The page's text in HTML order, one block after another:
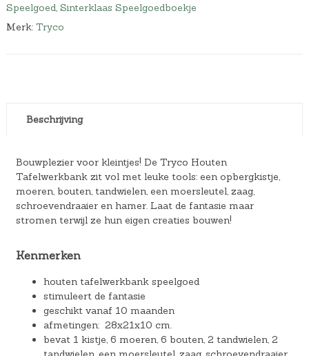
Speelgoed, Sinterklaas Speelgoedboekje
Merk: Tryco
Beschrijving
Bouwplezier voor kleintjes! De Tryco Houten
Tafelwerkbank zit vol met leuke tools: een opbergkistje,
moeren, bouten, tandwielen, een moersleutel, zaag,
schroevendraaier en hamer. Laat de fantasie maar
stromen terwijl ze hun eigen creaties bouwen!
Kenmerken
houten tafelwerkbank speelgoed
stimuleert de fantasie
geschikt vanaf 10 maanden
afmetingen: 28x21x10 cm.
bevat 1 kistje, 6 moeren, 6 bouten, 2 tandwielen, 2